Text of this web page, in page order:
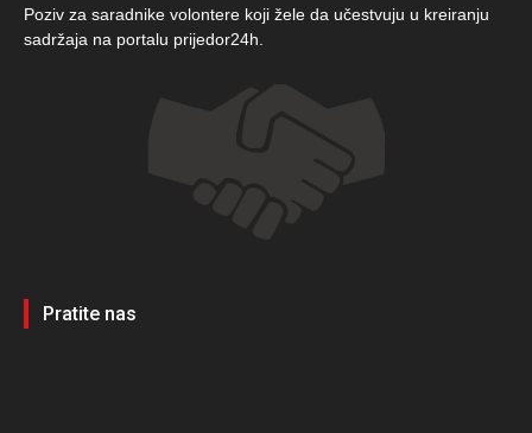
Poziv za saradnike volontere koji žele da učestvuju u kreiranju
sadržaja na portalu prijedor24h.
Pratite nas